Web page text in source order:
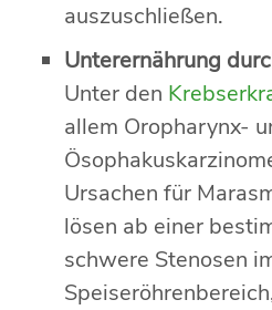
auszuschließen.
Unterernährung
Unter den
allem Oropharynx-
Ursachen für
lösen ab einer
schwere Stenosen